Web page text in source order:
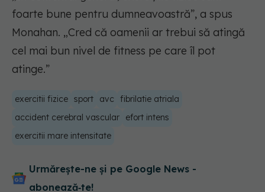
foarte bune pentru dumneavoastră”, a spus
Monahan. „Cred că oamenii ar trebui să atingă
cel mai bun nivel de fitness pe care îl pot
atinge.”
exercitii fizice sport avc
fibrilatie atriala
accident cerebral vascular
efort intens
exercitii mare intensitate
Urmărește-ne și pe Google News -
abonează‑te!